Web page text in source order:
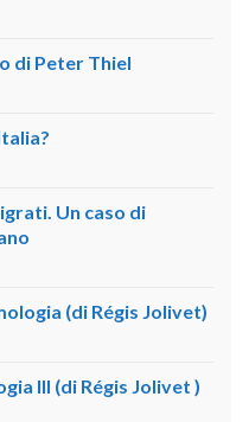
di Peter Thiel
Un caso di
(di Régis Jolivet)
III (di Régis Jolivet )